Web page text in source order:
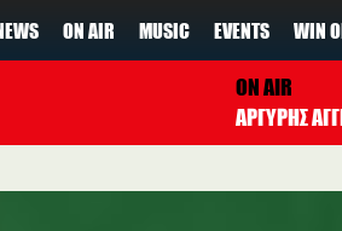
ON AIR MUSIC EVENTS WIN
ON AIR
ΑΡΓΥΡΗΣ